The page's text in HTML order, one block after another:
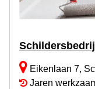
Eikenlaan 7,
Jaren